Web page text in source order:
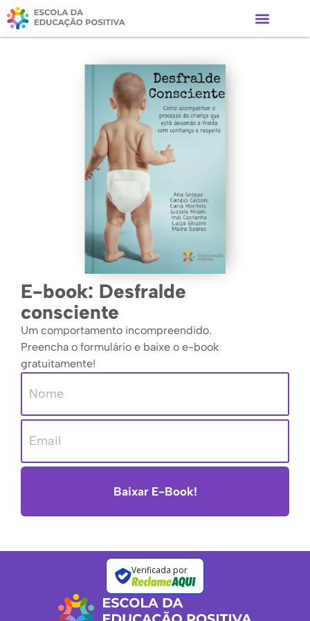
E-book: Desfralde
consciente
Um comportamento incompreendido.
Preencha o formulário e baixe o e-book
gratuitamente!
Baixar E-Book!
Verificada por